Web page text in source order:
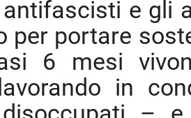
e gli
per portare
6 mesi
in